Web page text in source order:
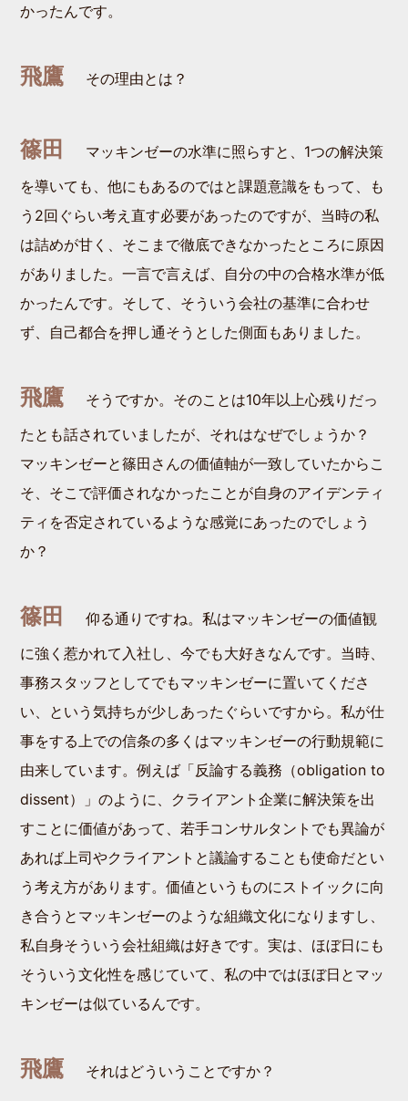
かったんです。
飛鷹 その理由とは？
篠田
マッキンゼーの水準に照らすと、1つの解決策
を導いても、他にもあるのではと課題意識をもって、も
う2回ぐらい考え直す必要があったのですが、当時の私
は詰めが甘く、そこまで徹底できなかったところに原因
がありました。一言で言えば、自分の中の合格水準が低
かったんです。そして、そういう会社の基準に合わせ
ず、自己都合を押し通そうとした側面もありました。
飛鷹
そうですか。そのことは10年以上心残りだっ
たとも話されていましたが、それはなぜでしょうか？
マッキンゼーと篠田さんの価値軸が一致していたからこ
そ、そこで評価されなかったことが自身のアイデンティ
ティを否定されているような感覚にあったのでしょう
か？
篠田仰る通りですね。私はマッキンゼーの価値観
に強く惹かれて入社し、今でも大好きなんです。当時、
事務スタッフとしてでもマッキンゼーに置いてくださ
い、という気持ちが少しあったぐらいですから。私が仕
事をする上での信条の多くはマッキンゼーの行動規範に
由来しています。例えば「反論する義務（obligation to
dissent）」のように、クライアント企業に解決策を出
すことに価値があって、若手コンサルタントでも異論が
あれば上司やクライアントと議論することも使命だとい
う考え方があります。価値というものにストイックに向
き合うとマッキンゼーのような組織文化になりますし、
私自身そういう会社組織は好きです。実は、ほぼ日にも
そういう文化性を感じていて、私の中ではほぼ日とマッ
キンゼーは似ているんです。
飛鷹 それはどういうことですか？